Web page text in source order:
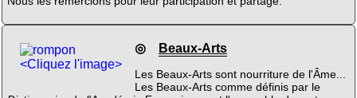
<Cliquez l'image>
◎ Beaux-Arts
Les Beaux-Arts sont nourriture de l'Âme...
Les Beaux-Arts comme définis par le